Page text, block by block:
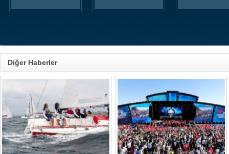
Diğer Haberler